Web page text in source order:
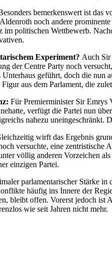
bemerkenswert ist das
noch andere
im politischen Wettbewerb.
Experiment? Auch Sir
der Centre Party noch
geführt, doch die nun
aus dem Parlament, die
Für Premierminister Sir Emrys
verfügt die Partei nun
nahezu uneingeschränkt.
wirft das Ergebnis
versuchte, eine
völlig anderen Vorzeichen
einzigen Partei.
parlamentarischer Stärke
häufig ins Innere der
bleibt offen. Vorerst jedoch
wie seit Jahren nicht mehr.